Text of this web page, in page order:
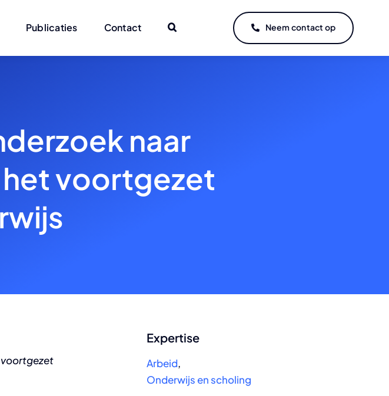
Publicaties Contact Neem contact op
naar
voortgezet
voortgezet
Expertise
Arbeid,
Onderwijs en scholing